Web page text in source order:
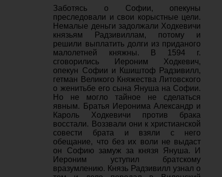
Заботясь о Софии, опекуны
преследовали и свои корыстные цели.
Немалые деньги задолжали Ходкевичи
князьям Радзивиллам, потому и
решили выплатить долги из приданого
малолетней княжны. В 1594 г.
сговорились Иероним Ходкевич,
опекун Софии и Кшиштоф Радзивилл,
гетман Великого Княжества Литовского
о женитьбе его сына Януша на Софии.
Но не могло тайное не сделаться
явным. Братья Иеронима Александр и
Кароль Ходкевичи против брака
восстали. Воззвали они к христианской
совести брата и взяли с него
обещание, что без их воли не выдаст
он Софию замуж за князя Януша. И
Иероним уступил братскому
вразумлению. Князь Радзивилл узнал о